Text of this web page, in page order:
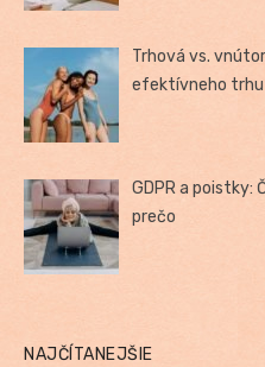
Trhová vs.
efektívneho trhu
GDPR a poistky:
prečo
NAJČÍTANEJŠIE